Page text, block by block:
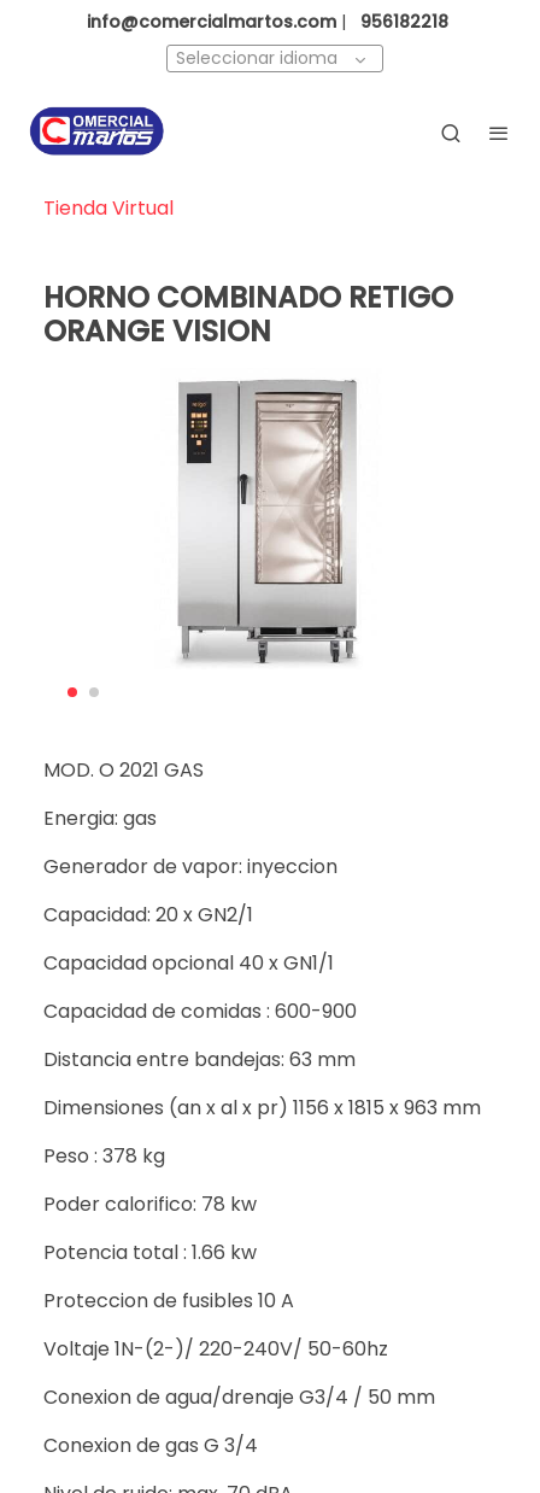
info@comercialmartos.com |
956182218
Seleccionar idioma
Tienda Virtual
HORNO COMBINADO RETIGO
ORANGE VISION
MOD. O 2021 GAS
Energia: gas
Generador de vapor: inyeccion
Capacidad: 20 x GN2/1
Capacidad opcional 40 x GN1/1
Capacidad de comidas : 600-900
Distancia entre bandejas: 63 mm
Dimensiones (an x al x pr) 1156 x 1815 x 963 mm
Peso : 378 kg
Poder calorifico: 78 kw
Potencia total : 1.66 kw
Proteccion de fusibles 10 A
Voltaje 1N-(2-)/ 220-240V/ 50-60hz
Conexion de agua/drenaje G3/4 / 50 mm
Conexion de gas G 3/4